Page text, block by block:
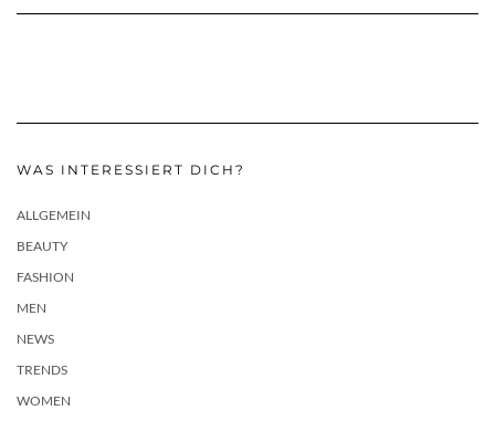
WAS INTERESSIERT DICH?
ALLGEMEIN
BEAUTY
FASHION
MEN
NEWS
TRENDS
WOMEN